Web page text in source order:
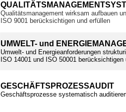
Qualitätsmanagement wirksam aufbauen
ISO 9001 berücksichtigen und erfüllen
UMWELT- und
Umwelt- und Energieanforderungen
ISO 14001 und ISO 50001 berücksichtigen
GESCHÄFTSPROZESSAUDIT
Geschäftsprozesse systematisch